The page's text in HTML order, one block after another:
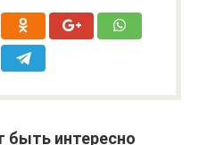
интересно